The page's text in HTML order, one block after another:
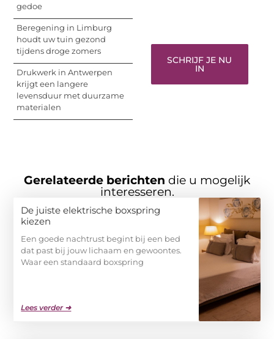
gedoe
Beregening in Limburg
houdt uw tuin gezond
tijdens droge zomers
Drukwerk in Antwerpen
krijgt een langere
levensduur met duurzame
materialen
SCHRIJF JE NU
IN
Gerelateerde berichten die u mogelijk
interesseren.
De juiste elektrische boxspring
kiezen
Een goede nachtrust begint bij een bed
dat past bij jouw lichaam en gewoontes.
Waar een standaard boxspring
Lees verder ➜